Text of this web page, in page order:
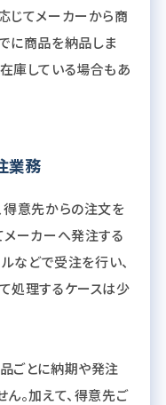
じてメーカーから商
に商品を納品しま
庫している場合もあ
業務
得意先からの注文を
メーカーへ発注する
などで受注を行い、
処理するケースは少
ごとに納期や発注
。加えて、得意先ご